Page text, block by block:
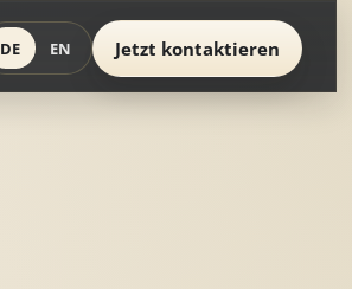
DE EN Jetzt kontaktieren